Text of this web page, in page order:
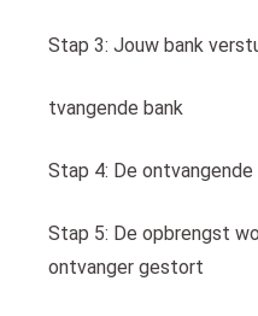
Stap 3: Jouw bank
tvangende bank
Stap 4: De
Stap 5: De opbrengst
ontvanger gestort